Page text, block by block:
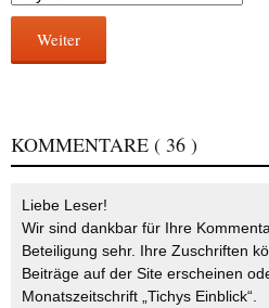
Weiter
KOMMENTARE ( 36 )
Liebe Leser!
Wir sind dankbar für Ihre
Beteiligung sehr. Ihre Zuschriften
Beiträge auf der Site erscheinen
Monatszeitschrift „Tichys Einblick“.